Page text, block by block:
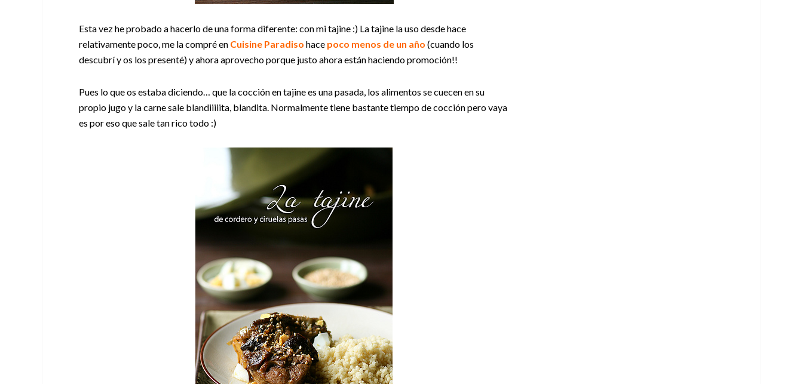
Esta vez he probado a hacerlo de una forma diferente: con mi tajine :) La tajine la uso desde hace
relativamente poco, me la compré en Cuisine Paradiso hace poco menos de un año (cuando los
descubrí y os los presenté) y ahora aprovecho porque justo ahora están haciendo promoción!!
Pues lo que os estaba diciendo… que la cocción en tajine es una pasada, los alimentos se cuecen en su
propio jugo y la carne sale blandiiiiita, blandita. Normalmente tiene bastante tiempo de cocción pero vaya
es por eso que sale tan rico todo :)